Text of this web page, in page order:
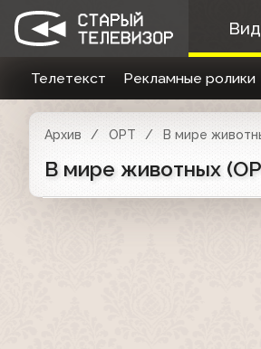
Телетекст Рекламные ролики
Архив ОРТ В мире
В мире животных